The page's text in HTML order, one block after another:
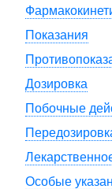
Показания
Дозировка
Побочные
Особые